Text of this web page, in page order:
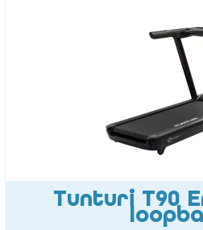
Tunturi T90